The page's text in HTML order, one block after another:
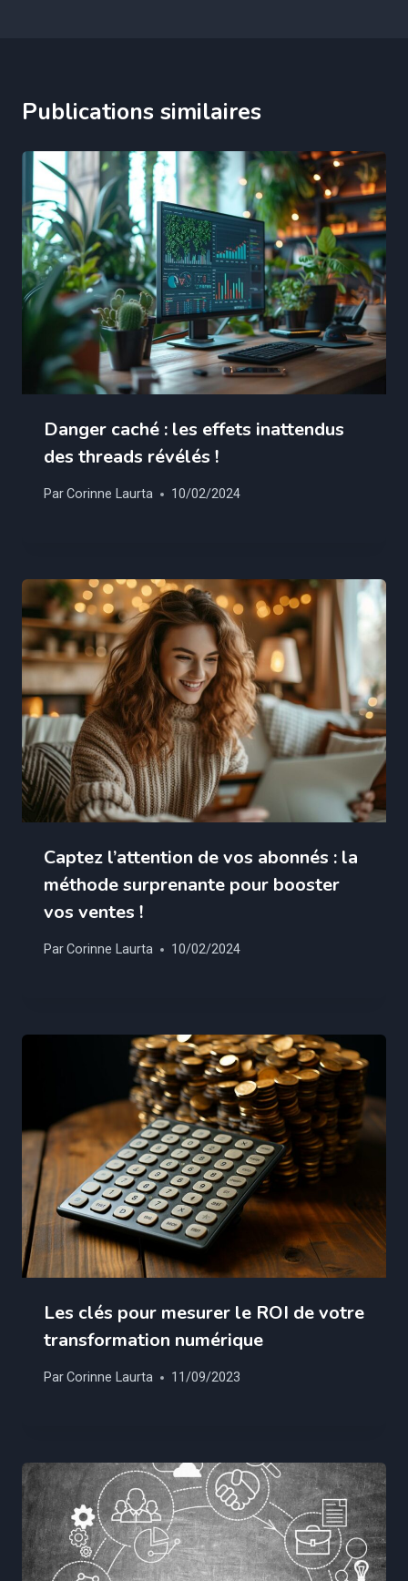
Publications similaires
Danger caché : les effets inattendus
des threads révélés !
ParCorinne Laurta 10/02/2024
Captez l’attention de vos abonnés : la
méthode surprenante pour booster
vos ventes !
ParCorinne Laurta 10/02/2024
Les clés pour mesurer le ROI de votre
transformation numérique
ParCorinne Laurta 11/09/2023